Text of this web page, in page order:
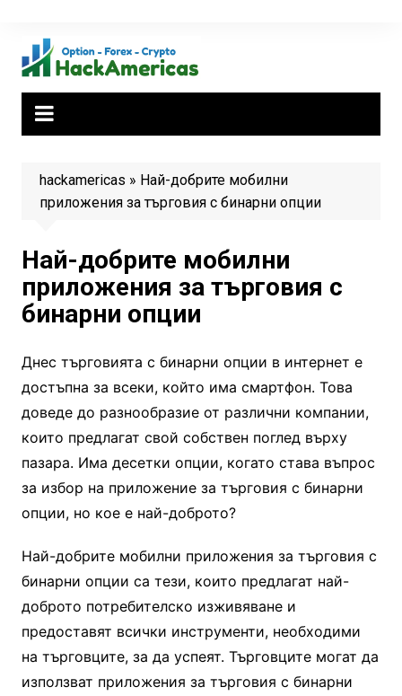
content
hackamericas » Най-добрите мобилни
приложения за търговия с бинарни опции
Най-добрите мобилни
приложения за търговия с
бинарни опции
Днес търговията с бинарни опции в интернет е
достъпна за всеки, който има смартфон. Това
доведе до разнообразие от различни компании,
които предлагат свой собствен поглед върху
пазара. Има десетки опции, когато става въпрос
за избор на приложение за търговия с бинарни
опции, но кое е най-доброто?
Най-добрите мобилни приложения за търговия с
бинарни опции са тези, които предлагат най-
доброто потребителско изживяване и
предоставят всички инструменти, необходими
на търговците, за да успеят. Търговците могат да
използват приложения за търговия с бинарни